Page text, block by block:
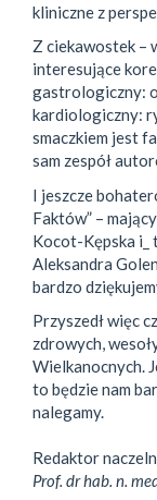
kliniczne z
Z ciekawostek –
interesujące
gastrologiczny:
kardiologiczny:
smaczkiem jest
sam zespół
I jeszcze
Faktów” –
Kocot-Kępska i_
Aleksandra
bardzo
Przyszedł więc
zdrowych,
Wielkanocnych.
to będzie nam
nalegamy.
Redaktor
Prof. dr hab. n.